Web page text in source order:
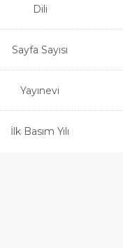
Dili
Sayfa Sayısı
Yayınevi
İlk Basım Yılı